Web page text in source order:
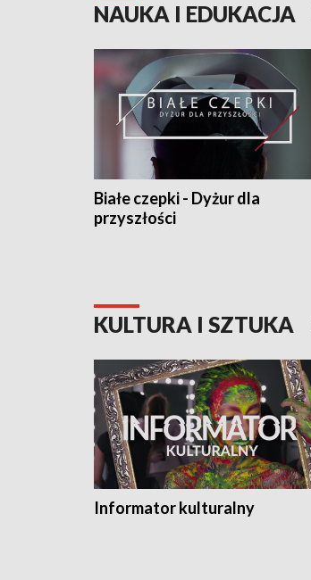
NAUKA I EDUKACJA
Białe czepki - Dyżur dla
przyszłości
KULTURA I SZTUKA
Informator kulturalny